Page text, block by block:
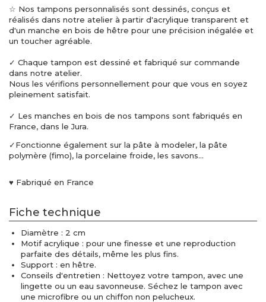
☆ Nos tampons personnalisés sont dessinés, conçus et
réalisés dans notre atelier à partir d'acrylique transparent et
d'un manche en bois de hêtre pour une précision inégalée et
un toucher agréable.
✓ Chaque tampon est dessiné et fabriqué sur commande
dans notre atelier.
Nous les vérifions personnellement pour que vous en soyez
pleinement satisfait.
✓ Les manches en bois de nos tampons sont fabriqués en
France, dans le Jura.
✓Fonctionne également sur la pâte à modeler, la pâte
polymère (fimo), la porcelaine froide, les savons...
♥ Fabriqué en France
Fiche technique
Diamètre : 2 cm
Motif acrylique : pour une finesse et une reproduction
parfaite des détails, même les plus fins.
Support : en hêtre.
Conseils d'entretien : Nettoyez votre tampon, avec une
lingette ou un eau savonneuse. Séchez le tampon avec
une microfibre ou un chiffon non pelucheux.